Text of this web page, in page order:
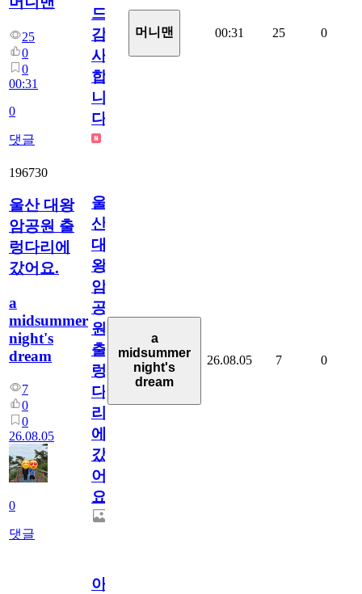
25
0
0
00:31
0
댓글
드
감
사
합
니
다
머니맨 00:31 25 0
196730
울산 대왕
암공원 출
렁다리에
갔어요.
a
midsummer
night's
dream
7
0
0
26.08.05
0
댓글
울
산
대
왕
암
공
원
출
렁
다
리
에
갔
어
요.
a
midsummer
night's
dream
26.08.05 7 0
아.